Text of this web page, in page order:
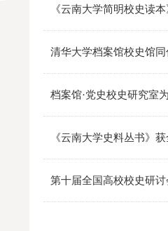
《云南大学简明校史读
清华大学档案馆校史馆
档案馆·党史校史研究室
《云南大学史料丛书》
第十届全国高校校史研